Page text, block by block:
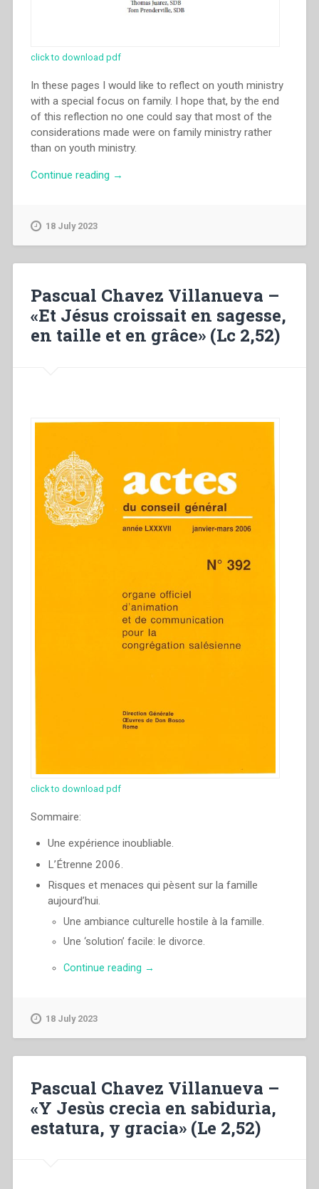
click to download pdf
In these pages I would like to reflect on youth ministry
with a special focus on family. I hope that, by the end
of this reflection no one could say that most of the
considerations made were on family ministry rather
than on youth ministry.
Continue reading “Gustavo
family
in
the
→
18 July 2023
Pascual Chavez Villanueva –
«Et Jésus croissait en sagesse,
en taille et en grâce» (Lc 2,52)
click to download pdf
Sommaire:
Une expérience inoubliable.
L’Étrenne 2006.
Risques et menaces qui pèsent sur la famille
aujourd’hui.
Une ambiance culturelle hostile à la famille.
Une ‘solution’ facile: le divorce.
Continue reading “Pascual
Jésus
croissait
sagesse,
en
taille
et
→
18 July 2023
Pascual Chavez Villanueva –
«Y Jesùs crecìa en sabidurìa,
estatura, y gracia» (Le 2,52)